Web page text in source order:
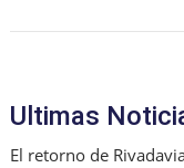
o
Ultimas
El retorno de